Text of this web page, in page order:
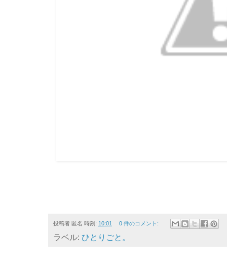
投稿者 匿名 時刻: 10:01 0 件のコメント:
ラベル: ひとりごと。